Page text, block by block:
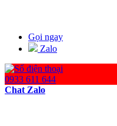
Gọi ngay
Zalo
0933 611 644
Chat Zalo